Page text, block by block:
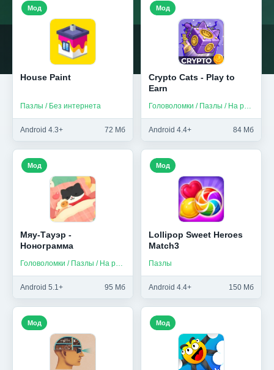
House Paint
Пазлы / Без интернета
Android 4.3+ 72 Мб
Мод
Crypto Cats - Play to
Earn
Головоломки / Пазлы / На русском
Android 4.4+ 84 Мб
Мод
Мяу-Тауэр -
Нонограмма
Головоломки / Пазлы / На русском
Android 5.1+ 95 Мб
Мод
Lollipop Sweet Heroes
Match3
Пазлы
Android 4.4+ 150 Мб
Мод
Мод Мод